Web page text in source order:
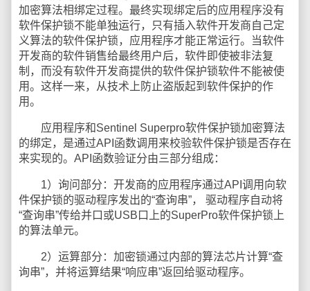
加密算法相绑定过程。最终实现绑定后的应用程序没有
软件保护锁不能单独运行，只有插入软件开发商自己定
义算法的软件保护锁，应用程序才能正常运行。当软件
开发商的软件销售给最终用户后，软件即使被非法复
制，而没有软件开发商提供的软件保护锁软件不能被使
用。这样一来，从技术上防止盗版起到软件保护的作
用。
应用程序和Sentinel Superpro软件保护锁加密算法
的绑定，是通过API函数调用来校验软件保护锁是否存在
来实现的。API函数验证分由三部分组成：
1）询问部分：开发商的应用程序通过API调用向软
件保护锁的驱动程序发出的“查询串”， 驱动程序自动将
“查询串”传给并口或USB口上的SuperPro软件保护锁上
的算法单元。
2）运算部分：加密锁通过内部的算法芯片计算“查
询串”，并将运算结果“响应串”返回给驱动程序。